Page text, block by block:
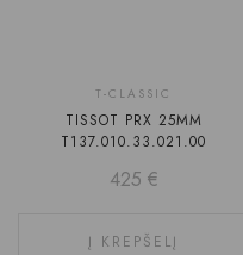
T-CLASSIC
TISSOT PRX 25MM
T137.010.33.021.00
425 €
Į KREPŠELĮ